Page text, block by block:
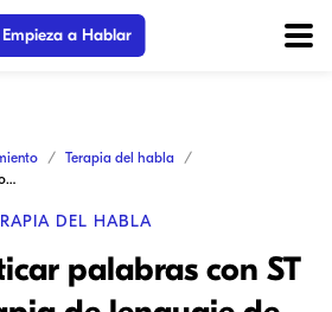
Empieza a Hablar
Terapia del habla
Cómo practicar palabras con ST con la terapia de lenguaje de mamá
DEL HABLA
palabras con ST